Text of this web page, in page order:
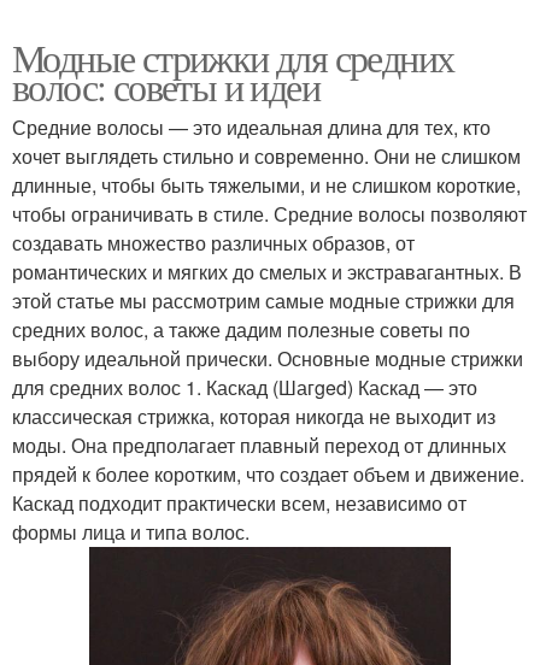
Модные стрижки для средних
волос: советы и идеи
Средние волосы — это идеальная длина для тех, кто
хочет выглядеть стильно и современно. Они не слишком
длинные, чтобы быть тяжелыми, и не слишком короткие,
чтобы ограничивать в стиле. Средние волосы позволяют
создавать множество различных образов, от
романтических и мягких до смелых и экстравагантных. В
этой статье мы рассмотрим самые модные стрижки для
средних волос, а также дадим полезные советы по
выбору идеальной прически. Основные модные стрижки
для средних волос 1. Каскад (Шагged) Каскад — это
классическая стрижка, которая никогда не выходит из
моды. Она предполагает плавный переход от длинных
прядей к более коротким, что создает объем и движение.
Каскад подходит практически всем, независимо от
формы лица и типа волос.